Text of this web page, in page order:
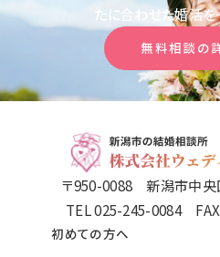
たに合わせた婚活を
無料相談の
〒950-0088 新潟市中央
TEL 025-245-0084
初めての方へ